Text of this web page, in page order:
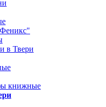
в Твери
книжные